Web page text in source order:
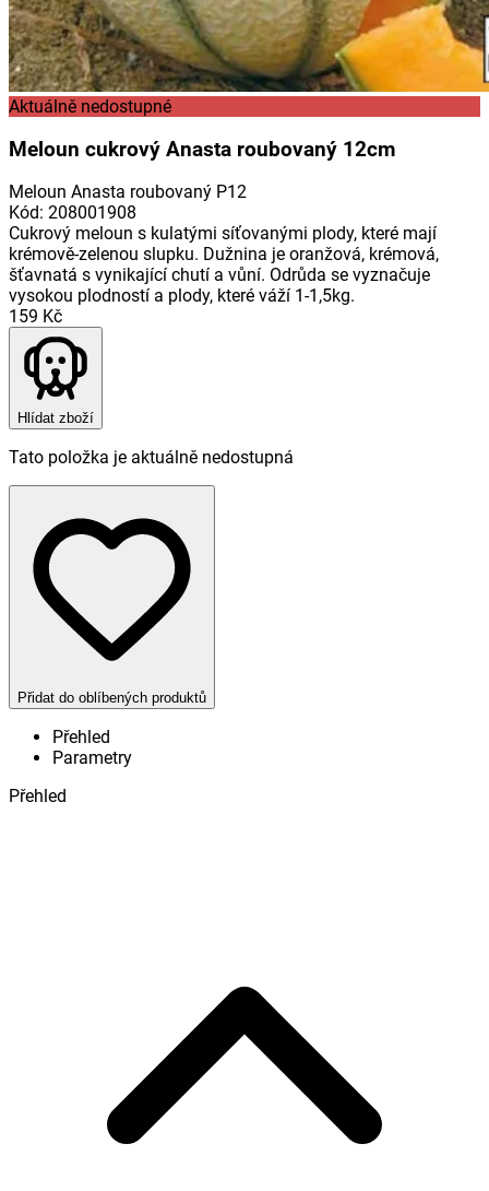
Aktuálně nedostupné
Meloun cukrový Anasta roubovaný 12cm
Meloun Anasta roubovaný P12
Kód: 208001908
Cukrový meloun s kulatými síťovanými plody, které mají
krémově-zelenou slupku. Dužnina je oranžová, krémová,
šťavnatá s vynikající chutí a vůní. Odrůda se vyznačuje
vysokou plodností a plody, které váží 1-1,5kg.
159 Kč
Hlídat zboží
Tato položka je aktuálně nedostupná
Přidat do oblíbených produktů
Přehled
Parametry
Přehled